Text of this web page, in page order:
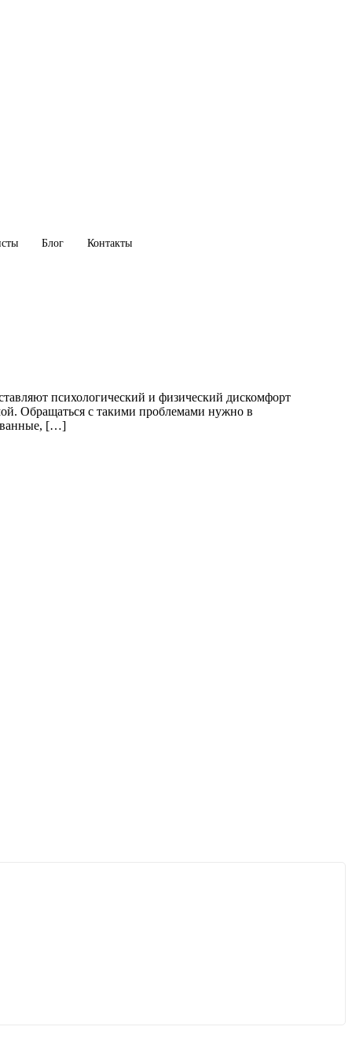
Блог Контакты
психологический и физический дискомфорт
Обращаться с такими проблемами нужно в
[…]